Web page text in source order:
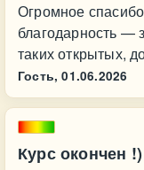
Огромное
благодарность —
таких открытых,
Гость, 01.06.2026
Курс окончен !)